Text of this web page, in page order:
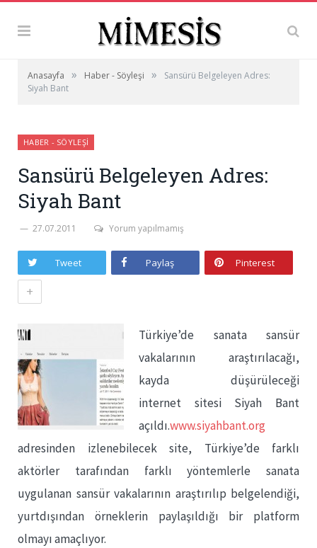
Anasayfa » Haber - Söyleşi »
Sansürü Belgeleyen Adres:
Siyah Bant
HABER - SÖYLEŞI
Sansürü Belgeleyen Adres:
Siyah Bant
27.07.2011 Yorum yapılmamış
Tweet Paylaş Pinterest
+
Türkiye’de sanata sansür
vakalarının araştırılacağı,
kayda düşürüleceği
internet sitesi Siyah Bant
açıldı.www.siyahbant.org
adresinden izlenebilecek site, Türkiye’de farklı
aktörler tarafından farklı yöntemlerle sanata
uygulanan sansür vakalarının araştırılıp belgelendiği,
yurtdışından örneklerin paylaşıldığı bir platform
olmayı amaçlıyor.